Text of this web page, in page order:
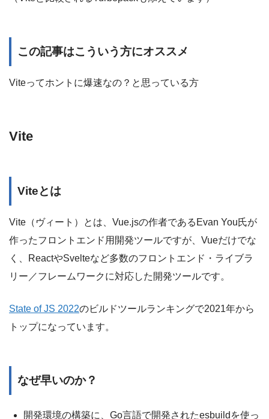
この記事はこういう方にオススメ
Viteってホントに爆速なの？と思っている方
Vite
Viteとは
Vite（ヴィート）とは、Vue.jsの作者であるEvan You氏が
作ったフロントエンド用開発ツールですが、Vueだけでな
く、ReactやSvelteなど多数のフロントエンド・ライブラ
リー／フレームワークに対応した開発ツールです。
State of JS 2022のビルドツールランキングで2021年から
トップになっています。
なぜ早いのか？
開発環境の構築に、Go言語で開発されたesbuildを使っ